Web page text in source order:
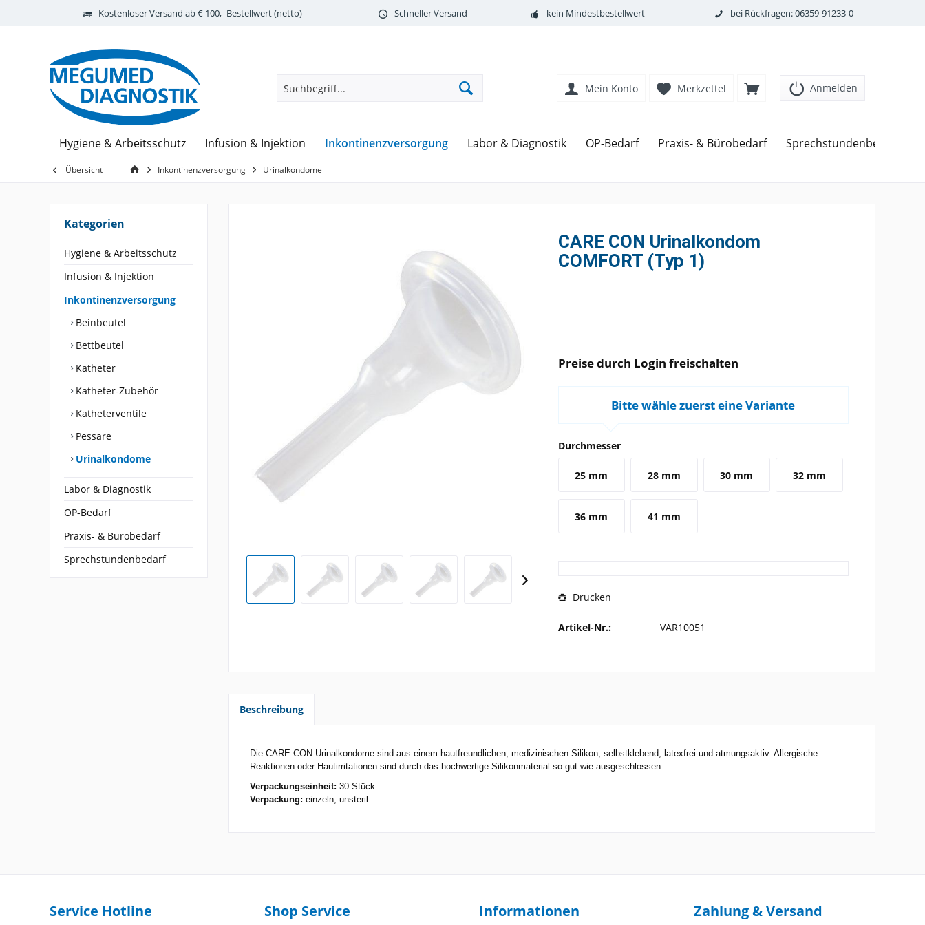
Kostenloser Versand ab € 100,- Bestellwert (netto) Schneller Versand kein Mindestbestellwert bei Rückfragen: 06359-91233-0
Anmelden
Merkzettel
Mein Konto
Hygiene & Arbeitsschutz Infusion & Injektion Inkontinenzversorgung Labor & Diagnostik OP-Bedarf Praxis- & Bürobedarf Sprechstundenbedarf
Übersicht Inkontinenzversorgung Urinalkondome
Kategorien
Hygiene & Arbeitsschutz
Infusion & Injektion
Inkontinenzversorgung
Beinbeutel
Bettbeutel
Katheter
Katheter-Zubehör
Katheterventile
Pessare
Urinalkondome
Labor & Diagnostik
OP-Bedarf
Praxis- & Bürobedarf
Sprechstundenbedarf
CARE CON Urinalkondom
COMFORT (Typ 1)
Preise durch Login freischalten
Bitte wähle zuerst eine Variante
Durchmesser
25 mm 28 mm 30 mm 32 mm
36 mm 41 mm
Drucken
Artikel-Nr.: VAR10051
Beschreibung
Die CARE CON Urinalkondome sind aus einem hautfreundlichen, medizinischen Silikon, selbstklebend, latexfrei und atmungsaktiv. Allergische
Reaktionen oder Hautirritationen sind durch das hochwertige Silikonmaterial so gut wie ausgeschlossen.
Verpackungseinheit: 30 Stück
Verpackung: einzeln, unsteril
Service Hotline Shop Service Informationen Zahlung & Versand